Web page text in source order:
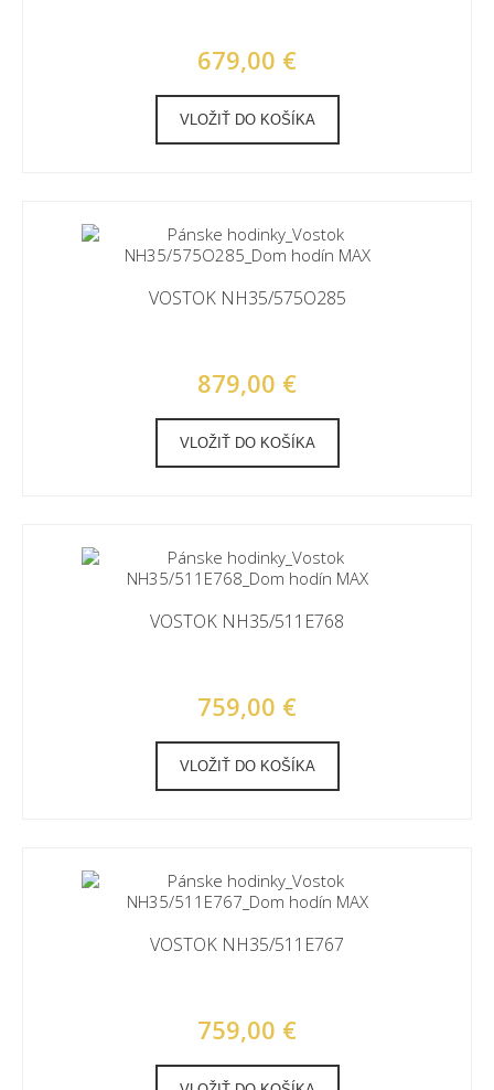
679,00 €
VLOŽIŤ DO KOŠÍKA
VOSTOK NH35/575O285
879,00 €
VLOŽIŤ DO KOŠÍKA
VOSTOK NH35/511E768
759,00 €
VLOŽIŤ DO KOŠÍKA
VOSTOK NH35/511E767
759,00 €